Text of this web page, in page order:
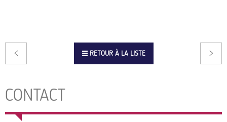
RETOUR À LA LISTE
CONTACT